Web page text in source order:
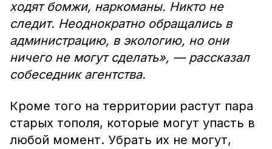
ходят бомжи, наркоманы. Никто не
следит. Неоднократно обращались в
администрацию, в экологию, но они
ничего не могут сделать», — рассказал
собеседник агентства.
Кроме того на территории растут пара
старых тополя, которые могут упасть в
любой момент. Убрать их не могут,